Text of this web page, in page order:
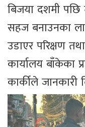
बिजया दशमी पछि
सहज बनाउनका
उडाएर परिक्षण
कार्यालय बाँकेका
कार्कीले जानकारी